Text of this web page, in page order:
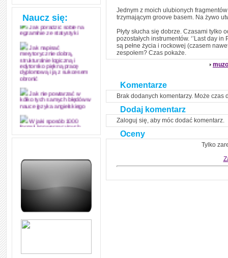
Naucz się:
egzamin? Poznaj metody
mistrzów
Jak poradzić sobie na
egzaminie ze statystyki
Jak napisać
merytorycznie dobrą,
strukturalnie logiczną i
edytorsko piękną pracę
dyplomową i ją z sukcesem
obronić
Jak nie powtarzać w
kółko tych samych błędów w
nauce języka angielskiego
W jaki sposób 1000
pozwoli Ci opanować język
zapamiętasz
zrozumiale wytłumaczył, na
(reported speech) w języku
angielskim
dłużej!
Jednym z moich ulubionych
trzymającym groove basem. Na żywo
Płyty słucha się dobrze. Czasami
pozostałych instrumentów. ‘’Last day
są pełne życia i rockowej (czasem
zespołem? Czas pokaże.
Komentarze
Brak dodanych komentarzy. Może czas
Dodaj komentarz
Zaloguj się, aby móc dodać komentarz.
Oceny
Tylko